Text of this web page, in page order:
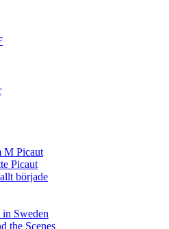
M Picaut
Picaut
började
Sweden
the Scenes